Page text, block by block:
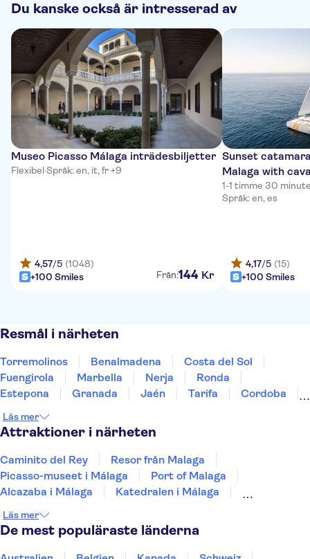
Du kanske också är intresserad av
Museo Picasso Málaga inträdesbiljetter
Flexibel·Språk: en, it, fr +9
4,57/5 (1048)
+100 Smiles
Från:144 Kr
Sunset
Malaga with
1-1 timme 30
Språk: en, es
4,17/5 (15)
+100 Smiles
Resmål i närheten
Torremolinos Benalmadena
Costa del Sol
Fuengirola
Marbella Nerja
Ronda
Estepona
Granada Jaén Tarifa
Cordoba
Läs mer
Attraktioner i närheten
Caminito del Rey
Resor från Malaga
Picasso-museet i Málaga
Port of Malaga
Alcazaba i Málaga
Katedralen i Málaga
Centre Pompidou Malaga
Gibralfaro Castle
Teide
Puerto de Mogán
Aquarium Poema del Mar
Läs mer
De mest populäraste länderna